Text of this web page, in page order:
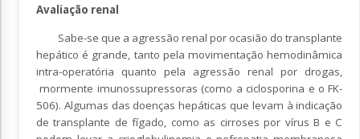
Avaliação renal
Sabe-se que a agressão renal por ocasião do transplante
hepático é grande, tanto pela movimentação hemodinâmica
intra-operatória quanto pela agressão renal por drogas,
mormente imunossupressoras (como a ciclosporina e o FK-
506). Algumas das doenças hepáticas que levam à indicação
de transplante de fígado, como as cirroses por vírus B e C